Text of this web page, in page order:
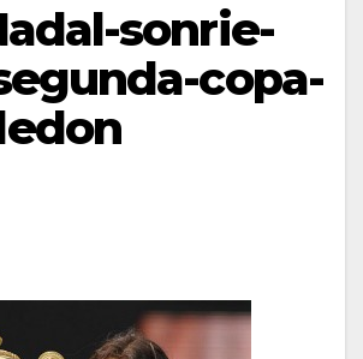
sonrie-
copa-